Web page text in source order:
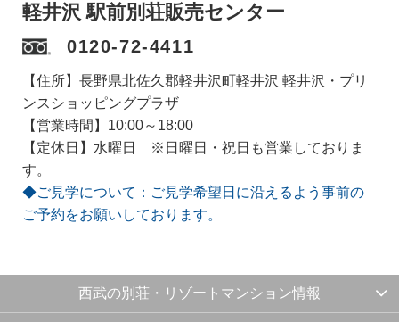
軽井沢 駅前別荘販売センター
0120-72-4411
【住所】長野県北佐久郡軽井沢町軽井沢 軽井沢・プリ
ンスショッピングプラザ
【営業時間】10:00～18:00
【定休日】水曜日 ※日曜日・祝日も営業しておりま
す。
◆ご見学について：ご見学希望日に沿えるよう事前の
ご予約をお願いしております。
西武の別荘・リゾートマンション情報